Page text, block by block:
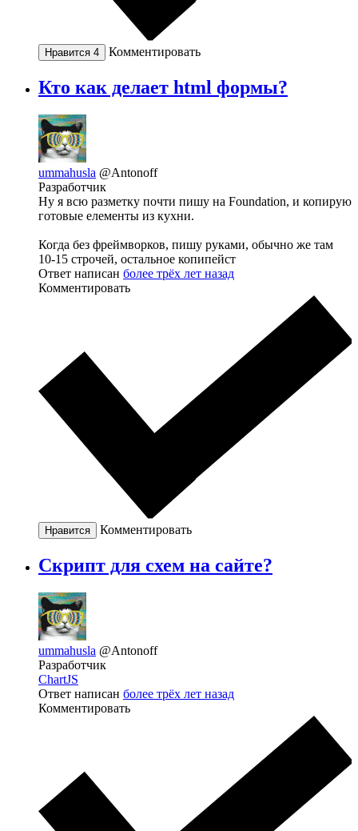
Нравится 4 Комментировать
Кто как делает html формы?
ummahusla @Antonoff
Разработчик
Ну я всю разметку почти пишу на Foundation, и копирую
готовые елементы из кухни.
Когда без фреймворков, пишу руками, обычно же там
10-15 строчей, остальное копипейст
Ответ написан более трёх лет назад
Комментировать
Нравится Комментировать
Скрипт для схем на сайте?
ummahusla @Antonoff
Разработчик
ChartJS
Ответ написан более трёх лет назад
Комментировать